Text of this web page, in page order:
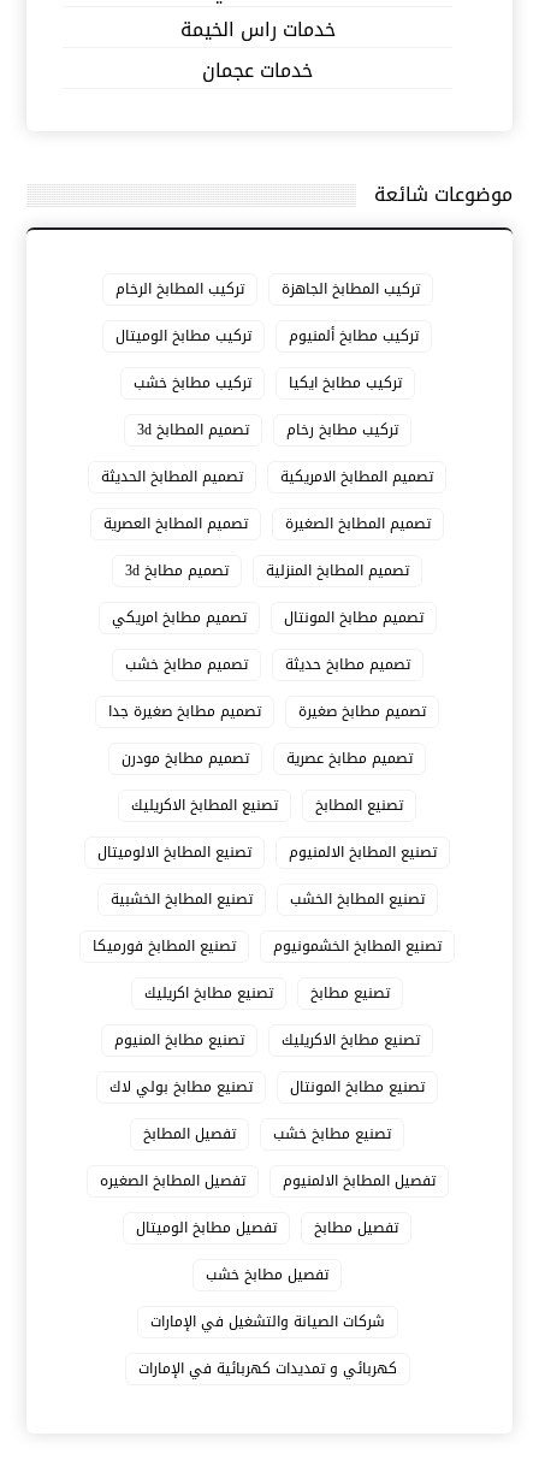
خدمات راس الخيمة
خدمات عجمان
موضوعات شائعة
تركيب المطابخ الجاهزة
تركيب المطابخ الرخام
تركيب مطابخ ألمنيوم
تركيب مطابخ الوميتال
تركيب مطابخ ايكيا
تركيب مطابخ خشب
تركيب مطابخ رخام
تصميم المطابخ 3d
تصميم المطابخ الامريكية
تصميم المطابخ الحديثة
تصميم المطابخ الصغيرة
تصميم المطابخ العصرية
تصميم المطابخ المنزلية
تصميم مطابخ 3d
تصميم مطابخ المونتال
تصميم مطابخ امريكي
تصميم مطابخ حديثة
تصميم مطابخ خشب
تصميم مطابخ صغيرة
تصميم مطابخ صغيرة جدا
تصميم مطابخ عصرية
تصميم مطابخ مودرن
تصنيع المطابخ
تصنيع المطابخ الاكريليك
تصنيع المطابخ الالمنيوم
تصنيع المطابخ الالوميتال
تصنيع المطابخ الخشب
تصنيع المطابخ الخشبية
تصنيع المطابخ الخشمونيوم
تصنيع المطابخ فورميكا
تصنيع مطابخ
تصنيع مطابخ اكريليك
تصنيع مطابخ الاكريليك
تصنيع مطابخ المنيوم
تصنيع مطابخ المونتال
تصنيع مطابخ بولي لاك
تصنيع مطابخ خشب
تفصيل المطابخ
تفصيل المطابخ الالمنيوم
تفصيل المطابخ الصغيره
تفصيل مطابخ
تفصيل مطابخ الوميتال
تفصيل مطابخ خشب
شركات الصيانة والتشغيل في الإمارات
كهربائي و تمديدات كهربائية في الإمارات